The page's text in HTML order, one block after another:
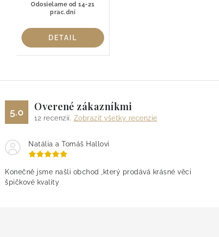
Odosielame od 14-21
prac.dní
DETAIL
5.0 Overené zákazníkmi
12 recenzií. Zobraziť všetky recenzie
Natália a Tomáš Hallovi
Konečně jsme našli obchod ,který prodává krásné věci
špičkové kvality